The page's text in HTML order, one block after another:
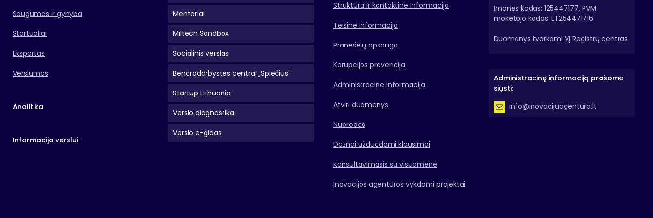
Saugumas ir gynyba
Startuoliai
Eksportas
Verslumas
Analitika
Informacija verslui
Mentoriai
Miltech Sandbox
Socialinis verslas
Bendradarbystės centrai „Spiečius"
Startup Lithuania
Verslo diagnostika
Verslo e-gidas
Struktūra ir kontaktinė informacija
Teisinė informacija
Pranešėjų apsauga
Korupcijos prevencija
Administracinė informacija
Atviri duomenys
Nuorodos
Dažnai užduodami klausimai
Konsultavimasis su visuomene
Inovacijos agentūros vykdomi projektai
Įmonės kodas: 125447177, PVM
mokėtojo kodas: LT254471716
Duomenys tvarkomi VĮ Registrų centras
Administracinę informaciją prašome
siųsti:
info@inovacijuagentura.lt